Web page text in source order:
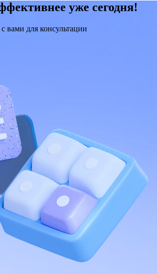
уже сегодня!
вами для консультации